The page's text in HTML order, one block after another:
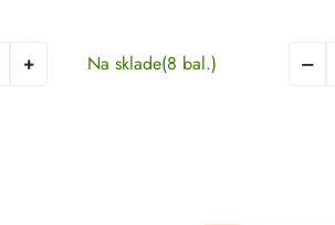
Na sklade(8 bal.)